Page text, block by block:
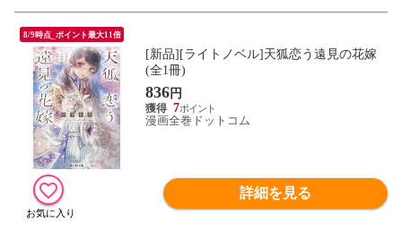
8/9時点_ポイント最大11倍
[新品][ライトノベル]天狐恋う遠見の花嫁
(全1冊)
836円
7
漫画全巻ドットコム
詳細を見る